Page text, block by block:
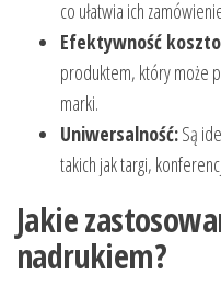
co ułatwia ich
Efektywność
produktem, który może
marki.
Uniwersalność:Są
takich jak targi,
Jakie
nadrukiem?